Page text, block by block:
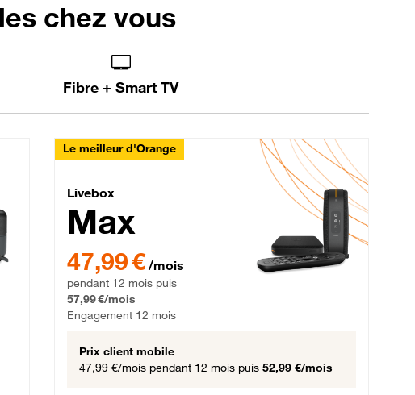
chez vous
Fibre + Smart TV
Engagement 12 mois
Le meilleur d'Orange
Livebox Max Fibre
Livebox
Max
47,99 € par mois pendant 12 mois puis 57,99 € par mois,
47,99 € /mois
pendant 12 mois puis
57,99 €/mois
Engagement 12 mois
Prix client mobile
47,99 €/mois pendant 12 mois puis 52,99 €/mois